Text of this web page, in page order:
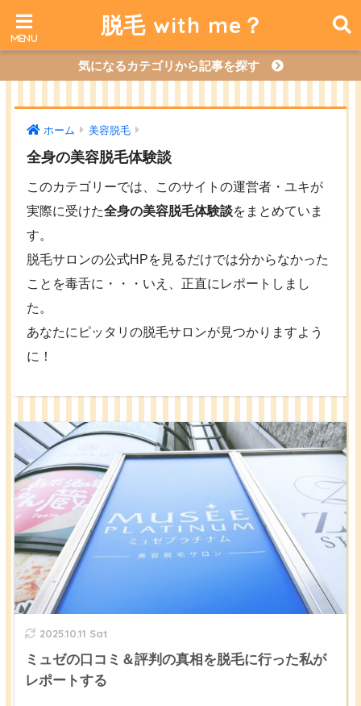
脱毛 with me？
気になるカテゴリから記事を探す
ホーム 美容脱毛
全身の美容脱毛体験談
このカテゴリーでは、このサイトの運営者・ユキが
実際に受けた全身の美容脱毛体験談をまとめていま
す。
脱毛サロンの公式HPを見るだけでは分からなかった
ことを毒舌に・・・いえ、正直にレポートしまし
た。
あなたにピッタリの脱毛サロンが見つかりますよう
に！
2025.10.11 Sat
ミュゼの口コミ＆評判の真相を脱毛に行った私が
レポートする